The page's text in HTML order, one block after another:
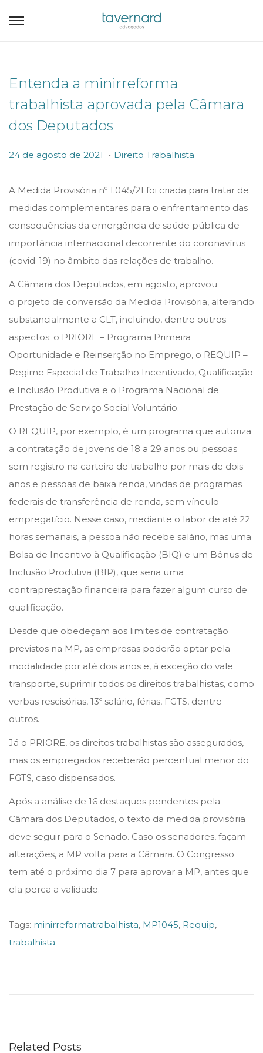
Entenda a minirreforma
trabalhista aprovada pela Câmara
dos Deputados
P
s
t
e
d
o
24 de agosto de 2021
2
d
e
a
g
o
. P
s
t
e
d
i
Direito Trabalhista
A Medida Provisória nº 1.045/21 foi criada para tratar de
medidas complementares para o enfrentamento das
consequências da emergência de saúde pública de
importância internacional decorrente do coronavírus
(covid-19) no âmbito das relações de trabalho.
A Câmara dos Deputados, em agosto, aprovou
o projeto de conversão da Medida Provisória, alterando
substancialmente a CLT, incluindo, dentre outros
aspectos: o PRIORE – Programa Primeira
Oportunidade e Reinserção no Emprego, o REQUIP –
Regime Especial de Trabalho Incentivado, Qualificação
e Inclusão Produtiva e o Programa Nacional de
Prestação de Serviço Social Voluntário.
O REQUIP, por exemplo, é um programa que autoriza
a contratação de jovens de 18 a 29 anos ou pessoas
sem registro na carteira de trabalho por mais de dois
anos e pessoas de baixa renda, vindas de programas
federais de transferência de renda, sem vínculo
empregatício. Nesse caso, mediante o labor de até 22
horas semanais, a pessoa não recebe salário, mas uma
Bolsa de Incentivo à Qualificação (BIQ) e um Bônus de
Inclusão Produtiva (BIP), que seria uma
contraprestação financeira para fazer algum curso de
qualificação.
Desde que obedeçam aos limites de contratação
previstos na MP, as empresas poderão optar pela
modalidade por até dois anos e, à exceção do vale
transporte, suprimir todos os direitos trabalhistas, como
verbas rescisórias, 13º salário, férias, FGTS, dentre
outros.
Já o PRIORE, os direitos trabalhistas são assegurados,
mas os empregados receberão percentual menor do
FGTS, caso dispensados.
Após a análise de 16 destaques pendentes pela
Câmara dos Deputados, o texto da medida provisória
deve seguir para o Senado. Caso os senadores, façam
alterações, a MP volta para a Câmara. O Congresso
tem até o próximo dia 7 para aprovar a MP, antes que
ela perca a validade.
Tags: minirreformatrabalhista, MP1045, Requip,
trabalhista
u
Related Posts